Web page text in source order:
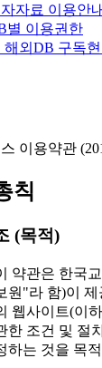
자료 이용안내
별 이용권한
해외DB 구독
이용약관
칙
(목적)
약관은 한국
원"라 함)이
웹사이트(이
한 조건 및 절
하는 것을 목